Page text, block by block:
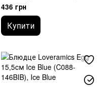
436 грн
Купити